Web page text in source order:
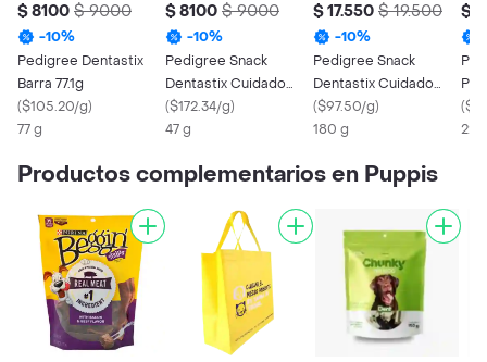
$ 8100 $ 9000
-10%
Pedigree Dentastix
Barra 77.1g
($105.20/g)
77 g
$ 8100 $ 9000
-10%
Pedigree Snack
Dentastix Cuidado
Oral para Perro Raza
Pequeña
($172.34/g)
47 g
$ 17.550 $ 19.500
-10%
Pedigree Snack
Dentastix Cuidado
Oral para Perro Adulto
Mediana
($97.50/g)
180 g
$
(
Productos complementarios en Puppis